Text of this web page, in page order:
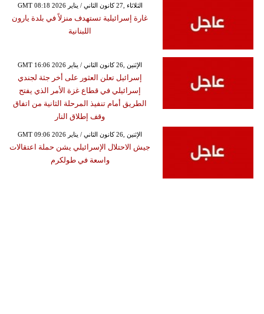
GMT 08:18 2026 الثلاثاء ,27 كانون الثاني / يناير
غارة إسرائيلية تستهدف منزلاً في بلدة يارون
اللبنانية
GMT 16:06 2026 الإثنين ,26 كانون الثاني / يناير
إسرائيل تعلن العثور على أخر جثة لجندي
إسرائيلي في قطاع غزة الأمر الذي يفتح
الطريق أمام تنفيذ المرحلة الثانية من اتفاق
وقف إطلاق النار
GMT 09:06 2026 الإثنين ,26 كانون الثاني / يناير
جيش الاحتلال الإسرائيلي يشن حملة اعتقالات
واسعة في طولكرم